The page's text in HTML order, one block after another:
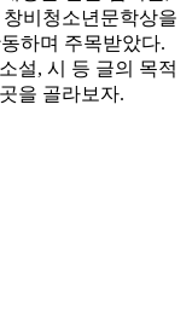
비청소년문학상을
하며 주목받았다.
설, 시 등 글의 목적
을 골라보자.